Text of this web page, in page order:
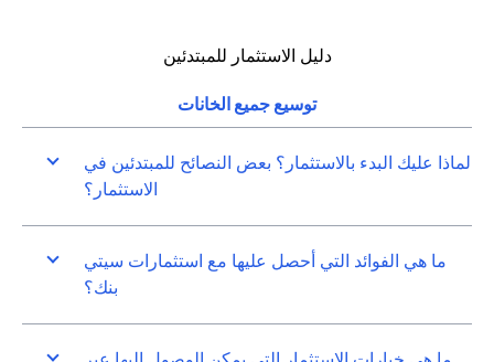
دليل الاستثمار للمبتدئين
توسيع جميع الخانات
لماذا عليك البدء بالاستثمار؟ بعض النصائح للمبتدئين في
الاستثمار؟
ما هي الفوائد التي أحصل عليها مع استثمارات سيتي
بنك؟